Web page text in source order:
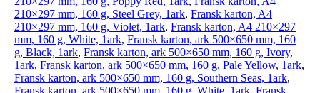
210×297 mm, 160 g, Steel Grey, 1ark, Fransk karton, A4
210×297 mm, 160 g, Violet, 1ark, Fransk karton, A4 210×297
mm, 160 g, White, 1ark, Fransk karton, ark 500×650 mm, 160
g, Black, 1ark, Fransk karton, ark 500×650 mm, 160 g, Ivory,
1ark, Fransk karton, ark 500×650 mm, 160 g, Pale Yellow, 1ark,
Fransk karton, ark 500×650 mm, 160 g, Southern Seas, 1ark,
Fransk karton, ark 500×650 mm, 160 g, White, 1ark, Fransk